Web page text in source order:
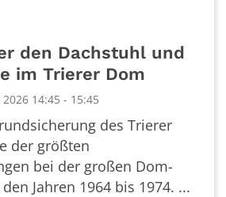
den Dachstuhl und
im Trierer Dom
14:45 - 15:45
des Trierer
der größten
bei der großen Dom-
Jahren 1964 bis 1974. ...